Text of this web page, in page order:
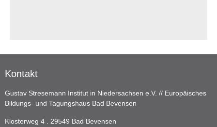
Kontakt
Gustav Stresemann Institut in Niedersachsen e.V. // Europäisches
Bildungs- und Tagungshaus Bad Bevensen
Klosterweg 4 . 29549 Bad Bevensen